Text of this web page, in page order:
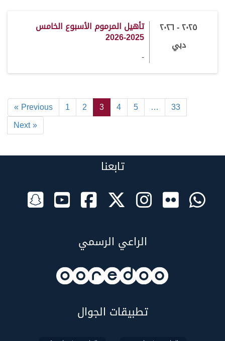
٢٠٢٥ - ٢٠٢٦
دبي
تأهيل المرموم الأسبوع الخامس
2025-2026
-
« Previous 1 2 3 4 5 …
33
Next »
تابعنا
الراعي الرسمي
تطبيقات الجوال